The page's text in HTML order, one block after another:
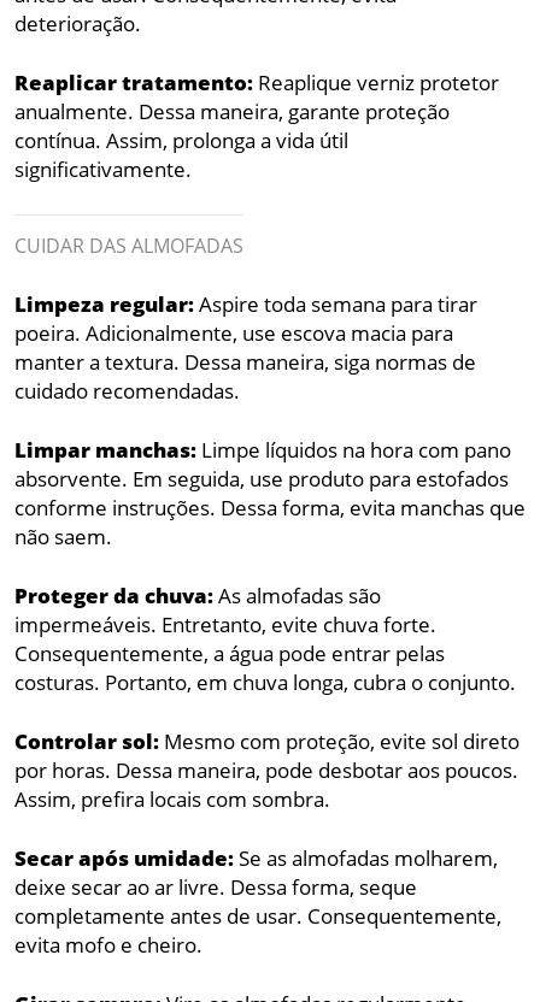
deterioração.
Reaplicar tratamento: Reaplique verniz protetor
anualmente. Dessa maneira, garante proteção
contínua. Assim, prolonga a vida útil
significativamente.
CUIDAR DAS ALMOFADAS
Limpeza regular:Aspire toda semana para tirar
poeira. Adicionalmente, use escova macia para
manter a textura. Dessa maneira, siga normas de
cuidado recomendadas.
Limpar manchas: Limpe líquidos na hora com pano
absorvente. Em seguida, use produto para estofados
conforme instruções. Dessa forma, evita manchas que
não saem.
Proteger da chuva:As almofadas são
impermeáveis. Entretanto, evite chuva forte.
Consequentemente, a água pode entrar pelas
costuras. Portanto, em chuva longa, cubra o conjunto.
Controlar sol: Mesmo com proteção, evite sol direto
por horas. Dessa maneira, pode desbotar aos poucos.
Assim, prefira locais com sombra.
Secar após umidade:Se as almofadas molharem,
deixe secar ao ar livre. Dessa forma, seque
completamente antes de usar. Consequentemente,
evita mofo e cheiro.